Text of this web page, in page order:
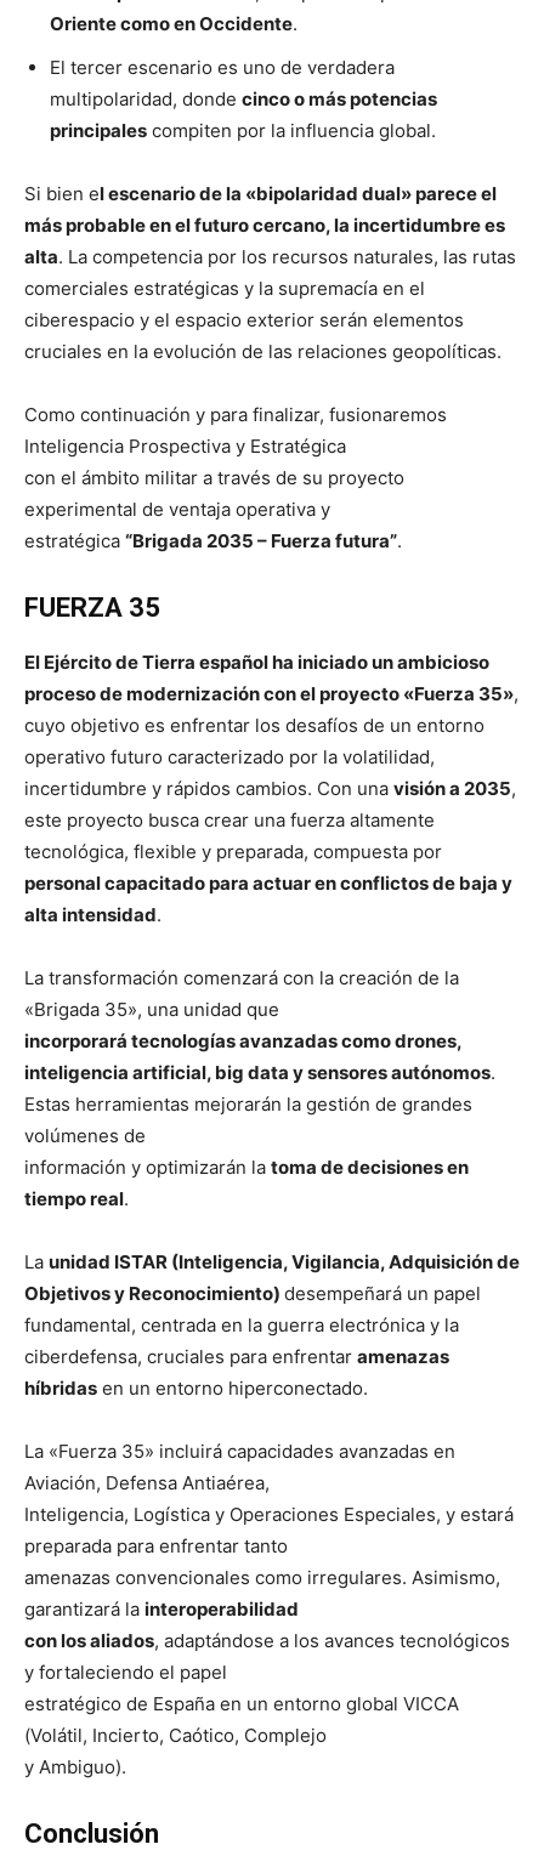
Oriente como en Occidente.
El tercer escenario es uno de verdadera
multipolaridad, donde cinco o más potencias
principales compiten por la influencia global.
Si bien el escenario de la «bipolaridad dual» parece el
más probable en el futuro cercano, la incertidumbre es
alta. La competencia por los recursos naturales, las rutas
comerciales estratégicas y la supremacía en el
ciberespacio y el espacio exterior serán elementos
cruciales en la evolución de las relaciones geopolíticas.
Como continuación y para finalizar, fusionaremos
Inteligencia Prospectiva y Estratégica
con el ámbito militar a través de su proyecto
experimental de ventaja operativa y
estratégica “Brigada 2035 – Fuerza futura”.
FUERZA 35
El Ejército de Tierra español ha iniciado un ambicioso
proceso de modernización con el proyecto «Fuerza 35»,
cuyo objetivo es enfrentar los desafíos de un entorno
operativo futuro caracterizado por la volatilidad,
incertidumbre y rápidos cambios. Con una visión a 2035,
este proyecto busca crear una fuerza altamente
tecnológica, flexible y preparada, compuesta por
personal capacitado para actuar en conflictos de baja y
alta intensidad.
La transformación comenzará con la creación de la
«Brigada 35», una unidad que
incorporará tecnologías avanzadas como drones,
inteligencia artificial, big data y sensores autónomos.
Estas herramientas mejorarán la gestión de grandes
volúmenes de
información y optimizarán la toma de decisiones en
tiempo real.
La unidad ISTAR (Inteligencia, Vigilancia, Adquisición de
Objetivos y Reconocimiento) desempeñará un papel
fundamental, centrada en la guerra electrónica y la
ciberdefensa, cruciales para enfrentar amenazas
híbridas en un entorno hiperconectado.
La «Fuerza 35» incluirá capacidades avanzadas en
Aviación, Defensa Antiaérea,
Inteligencia, Logística y Operaciones Especiales, y estará
preparada para enfrentar tanto
amenazas convencionales como irregulares. Asimismo,
garantizará la interoperabilidad
con los aliados, adaptándose a los avances tecnológicos
y fortaleciendo el papel
estratégico de España en un entorno global VICCA
(Volátil, Incierto, Caótico, Complejo
y Ambiguo).
Conclusión